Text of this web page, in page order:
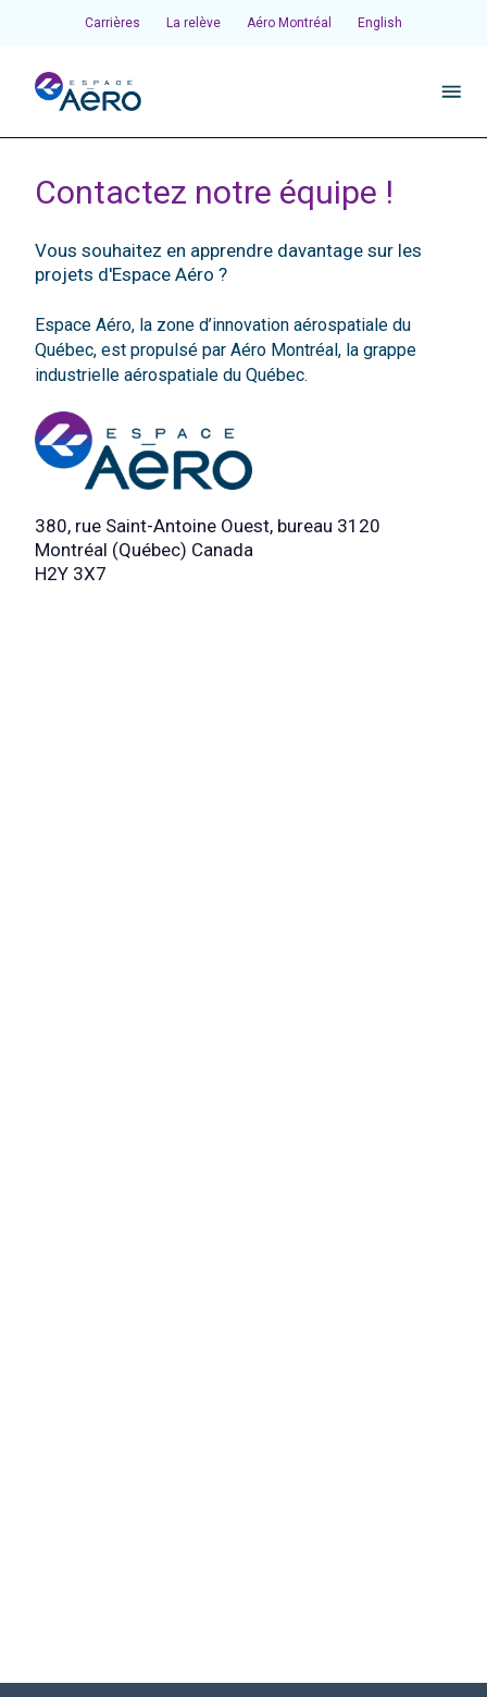
Carrières La relève Aéro Montréal English
Pôles et chantiers
Écosystème
Publications et événements
Contactez notre équipe !
Vous souhaitez en apprendre davantage sur les
projets d'Espace Aéro ?
Espace Aéro, la zone d’innovation aérospatiale du
Québec, est propulsé par Aéro Montréal, la grappe
industrielle aérospatiale du Québec.
380, rue Saint-Antoine Ouest, bureau 3120
Montréal (Québec) Canada
H2Y 3X7